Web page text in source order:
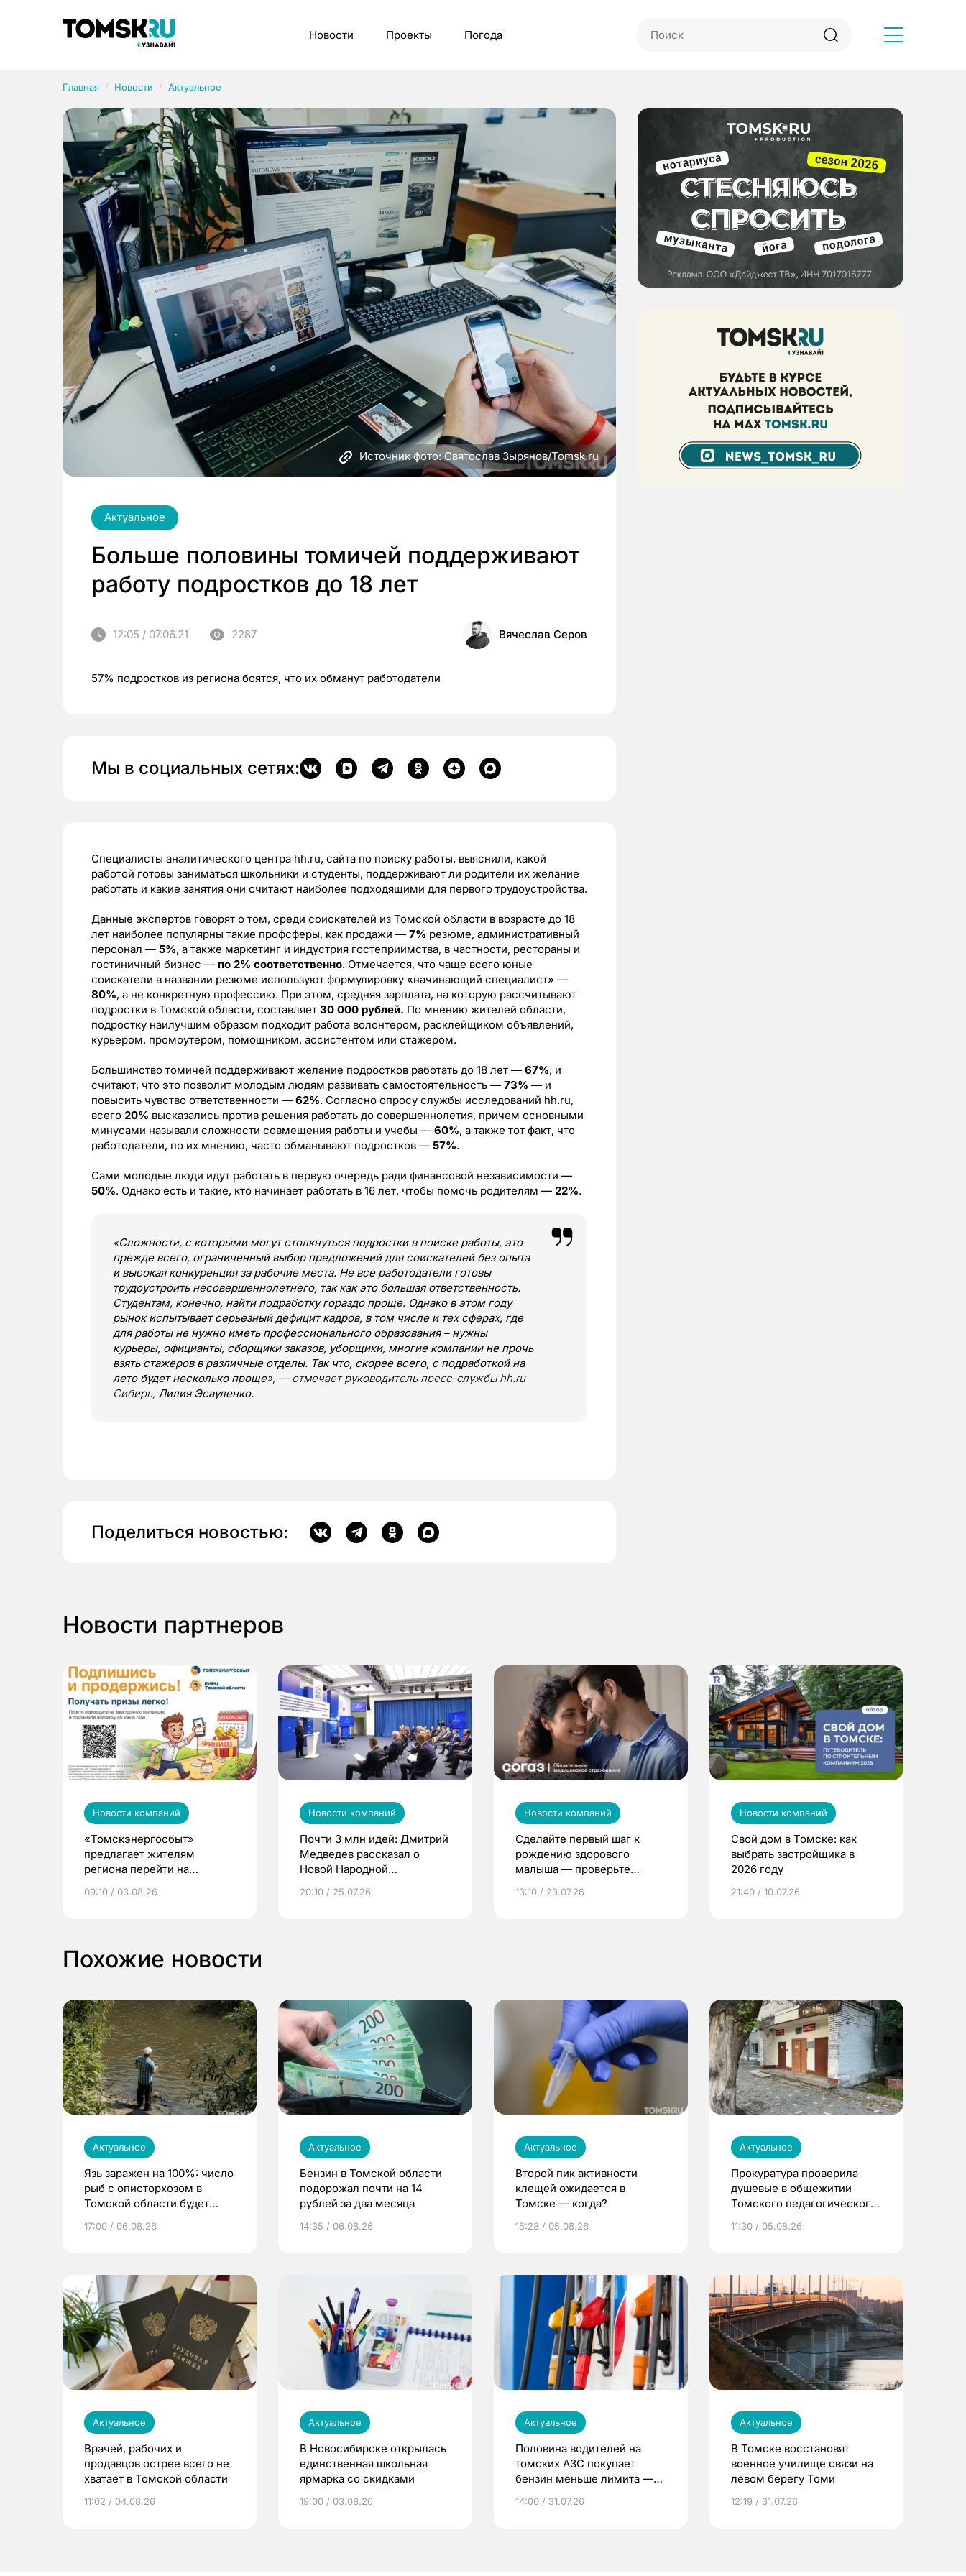
Новости Проекты Погода
Главная Новости Актуальное
Источник фото: Святослав Зырянов/Tomsk.ru
Актуальное
Больше половины томичей поддерживают
работу подростков до 18 лет
12:05 / 07.06.21 2287 Вячеслав Серов
57% подростков из региона боятся, что их обманут работодатели
Мы в социальных сетях:
Специалисты аналитического центра hh.ru, сайта по поиску работы, выяснили, какой
работой готовы заниматься школьники и студенты, поддерживают ли родители их желание
работать и какие занятия они считают наиболее подходящими для первого трудоустройства.
Данные экспертов говорят о том, среди соискателей из Томской области в возрасте до 18
лет наиболее популярны такие профсферы, как продажи — 7% резюме, административный
персонал — 5%, а также маркетинг и индустрия гостеприимства, в частности, рестораны и
гостиничный бизнес — по 2% соответственно. Отмечается, что чаще всего юные
соискатели в названии резюме используют формулировку «начинающий специалист» —
80%, а не конкретную профессию. При этом, средняя зарплата, на которую рассчитывают
подростки в Томской области, составляет 30 000 рублей. По мнению жителей области,
подростку наилучшим образом подходит работа волонтером, расклейщиком объявлений,
курьером, промоутером, помощником, ассистентом или стажером.
Большинство томичей поддерживают желание подростков работать до 18 лет — 67%, и
считают, что это позволит молодым людям развивать самостоятельность — 73% — и
повысить чувство ответственности — 62%. Согласно опросу службы исследований hh.ru,
всего 20% высказались против решения работать до совершеннолетия, причем основными
минусами называли сложности совмещения работы и учебы — 60%, а также тот факт, что
работодатели, по их мнению, часто обманывают подростков — 57%.
Сами молодые люди идут работать в первую очередь ради финансовой независимости —
50%. Однако есть и такие, кто начинает работать в 16 лет, чтобы помочь родителям — 22%.
«Сложности, с которыми могут столкнуться подростки в поиске работы, это
прежде всего, ограниченный выбор предложений для соискателей без опыта
и высокая конкуренция за рабочие места. Не все работодатели готовы
трудоустроить несовершеннолетнего, так как это большая ответственность.
Студентам, конечно, найти подработку гораздо проще. Однако в этом году
рынок испытывает серьезный дефицит кадров, в том числе и тех сферах, где
для работы не нужно иметь профессионального образования – нужны
курьеры, официанты, сборщики заказов, уборщики, многие компании не прочь
взять стажеров в различные отделы. Так что, скорее всего, с подработкой на
лето будет несколько проще», — отмечает руководитель пресс-службы hh.ru
Сибирь, Лилия Эсауленко.
Поделиться новостью:
Новости партнеров
Новости компаний
«Томскэнергосбыт»
предлагает жителям
региона перейти на
выиграть призы
09:10 / 03.08.26
Новости компаний
Почти 3 млн идей: Дмитрий
Медведев рассказал о
Новой Народной
20:10 / 25.07.26
Новости компаний
Сделайте первый шаг к
рождению здорового
малыша — проверьте
по ОМС!
13:10 / 23.07.26
Новости компаний
Свой дом в Томске: как
выбрать застройщика в
2026 году
21:40 / 10.07.26
Похожие новости
Актуальное
Язь заражен на 100%: число
рыб с описторхозом в
Томской области будет
17:00 / 06.08.26
Актуальное
Бензин в Томской области
подорожал почти на 14
рублей за два месяца
14:35 / 06.08.26
Актуальное
Второй пик активности
клещей ожидается в
Томске — когда?
15:28 / 05.08.26
Актуальное
Прокуратура проверила
душевые в общежитии
Томского педагогического
11:30 / 05.08.26
Актуальное
Врачей, рабочих и
продавцов острее всего не
хватает в Томской области
11:02 / 04.08.26
Актуальное
В Новосибирске открылась
единственная школьная
ярмарка со скидками
19:00 / 03.08.26
Актуальное
Половина водителей на
томских АЗС покупает
бензин меньше лимита —
14:00 / 31.07.26
Актуальное
В Томске восстановят
военное училище связи на
левом берегу Томи
12:19 / 31.07.26
Рубрики